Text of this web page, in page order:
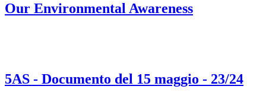
Our Environmental Awareness
5AS - Documento del 15 maggio - 23/24